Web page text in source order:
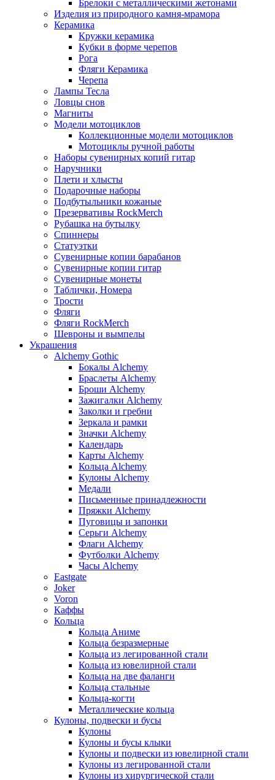
Брелоки с металлическими жетонами
Изделия из природного камня-мрамора
Керамика
Кружки керамика
Кубки в форме черепов
Рога
Фляги Керамика
Черепа
Лампы Тесла
Ловцы снов
Магниты
Модели мотоциклов
Коллекционные модели мотоциклов
Мотоциклы ручной работы
Наборы сувенирных копий гитар
Наручники
Плети и хлысты
Подарочные наборы
Подбутыльники кожаные
Презервативы RockMerch
Рубашка на бутылку
Спиннеры
Статуэтки
Сувенирные копии барабанов
Сувенирные копии гитар
Сувенирные монеты
Таблички, Номера
Трости
Фляги
Фляги RockMerch
Шевроны и вымпелы
Украшения
Alchemy Gothic
Бокалы Alchemy
Браслеты Alchemy
Броши Alchemy
Зажигалки Alchemy
Заколки и гребни
Зеркала и рамки
Значки Alchemy
Календарь
Карты Alchemy
Кольца Alchemy
Кулоны Alchemy
Медали
Письменные принадлежности
Пряжки Alchemy
Пуговицы и запонки
Серьги Alchemy
Флаги Alchemy
Футболки Alchemy
Часы Alchemy
Eastgate
Joker
Voron
Каффы
Кольца
Кольца Аниме
Кольца безразмерные
Кольца из легированной стали
Кольца из ювелирной стали
Кольца на две фаланги
Кольца стальные
Кольца-когти
Металлические кольца
Кулоны, подвески и бусы
Кулоны
Кулоны и бусы клыки
Кулоны и подвески из ювелирной стали
Кулоны из легированной стали
Кулоны из хирургической стали